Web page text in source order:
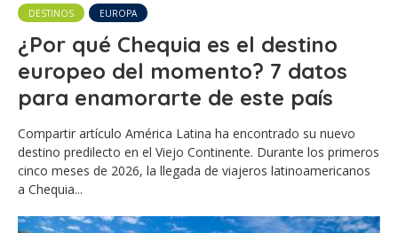
DESTINOS EUROPA
¿Por qué Chequia es el destino
europeo del momento? 7 datos
para enamorarte de este país
Compartir artículo América Latina ha encontrado su nuevo
destino predilecto en el Viejo Continente. Durante los primeros
cinco meses de 2026, la llegada de viajeros latinoamericanos
a Chequia...